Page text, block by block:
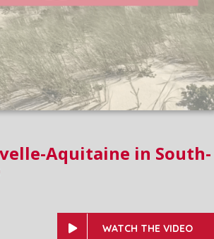
Aquitaine in South-
WATCH THE VIDEO